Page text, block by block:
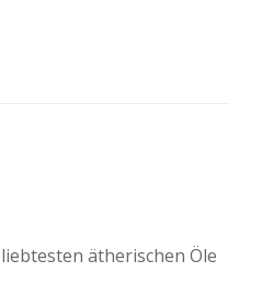
ätherischen Öle